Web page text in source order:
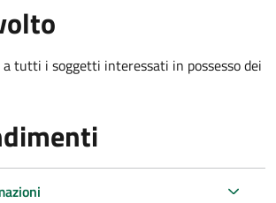
tutti i soggetti interessati in possesso dei